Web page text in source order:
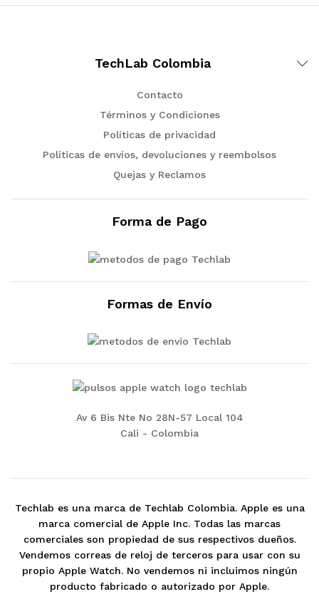
TechLab Colombia
Contacto
Términos y Condiciones
Políticas de privacidad
Políticas de envíos, devoluciones y reembolsos
Quejas y Reclamos
Forma de Pago
Formas de Envío
Av 6 Bis Nte No 28N-57 Local 104
Cali - Colombia
Techlab es una marca de Techlab Colombia. Apple es una
marca comercial de Apple Inc. Todas las marcas
comerciales son propiedad de sus respectivos dueños.
Vendemos correas de reloj de terceros para usar con su
propio Apple Watch. No vendemos ni incluimos ningún
producto fabricado o autorizado por Apple.